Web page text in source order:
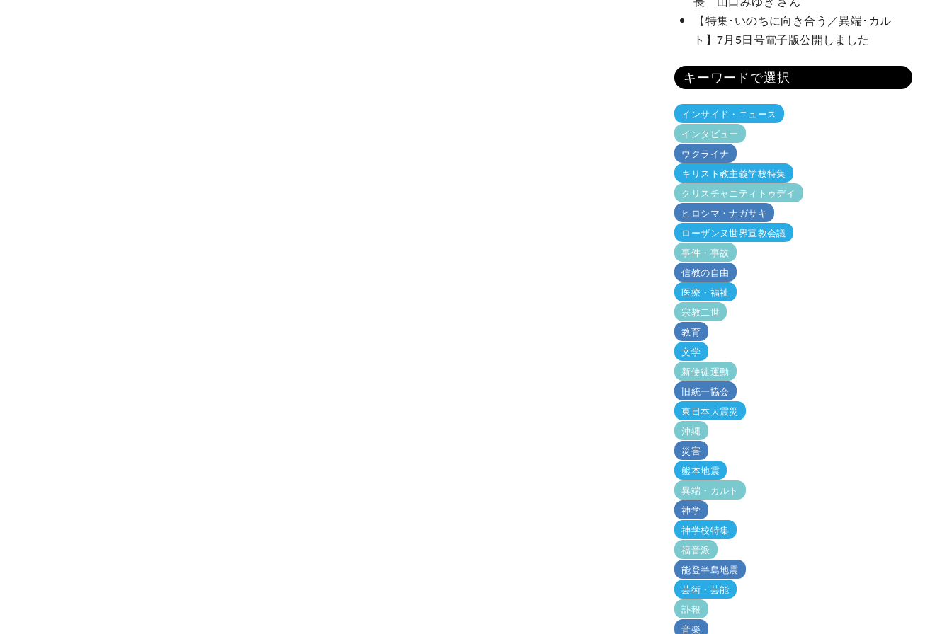
【特集･いのちに向き合う／異端･カル
ト】7月5日号電子版公開しました
キーワードで選択
インサイド・ニュース
インタビュー
ウクライナ
キリスト教主義学校特集
クリスチャニティトゥデイ
ヒロシマ・ナガサキ
ローザンヌ世界宣教会議
事件・事故
信教の自由
医療・福祉
宗教二世
教育
文学
新使徒運動
旧統一協会
東日本大震災
沖縄
災害
熊本地震
異端・カルト
神学
神学校特集
福音派
能登半島地震
芸術・芸能
訃報
音楽